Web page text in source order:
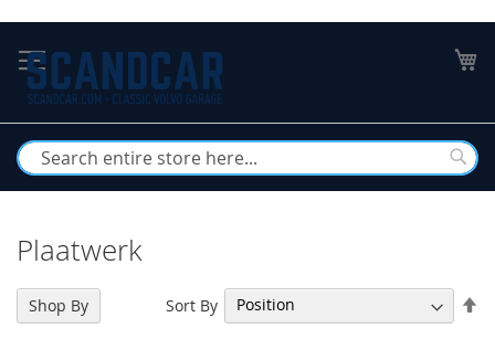
to
Content
Plaatwerk
Sort By
Shop By